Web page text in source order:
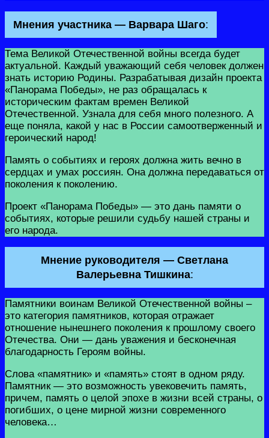
Мнения участника — Варвара Шаго:
Тема Великой Отечественной войны всегда будет
актуальной. Каждый уважающий себя человек должен
знать историю Родины. Разрабатывая дизайн проекта
«Панорама Победы», не раз обращалась к
историческим фактам времен Великой
Отечественной. Узнала для себя много полезного. А
еще поняла, какой у нас в России самоотверженный и
героический народ!
Память о событиях и героях должна жить вечно в
сердцах и умах россиян. Она должна передаваться от
поколения к поколению.
Проект «Панорама Победы» — это дань памяти о
событиях, которые решили судьбу нашей страны и
его народа.
Мнение руководителя — Светлана
Валерьевна Тишкина:
Памятники воинам Великой Отечественной войны –
это категория памятников, которая отражает
отношение нынешнего поколения к прошлому своего
Отечества. Они — дань уважения и бесконечная
благодарность Героям войны.
Слова «памятник» и «память» стоят в одном ряду.
Памятник — это возможность увековечить память,
причем, память о целой эпохе в жизни всей страны, о
погибших, о цене мирной жизни современного
человека…